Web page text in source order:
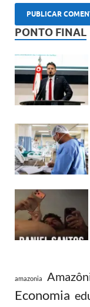
PONTO FINAL
amazonia
Economia